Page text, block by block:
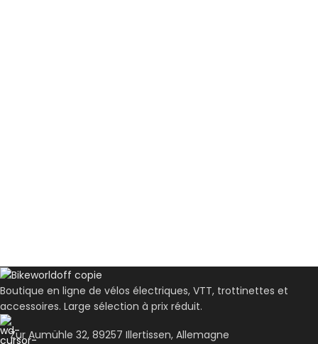
Boutique en ligne de vélos électriques, VTT, trottinettes et
accessoires. Large sélection à prix réduit.
Zur Aumühle 32, 89257 Illertissen, Allemagne